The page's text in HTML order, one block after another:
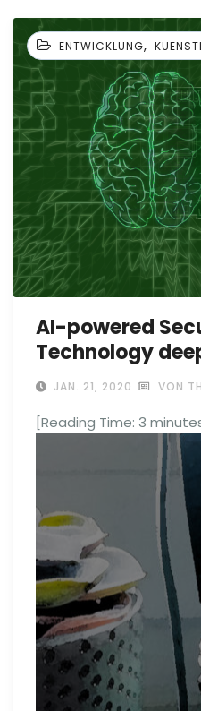
ENTWICKLUNG,
AI-powered
Technology
JAN. 21, 2020 VON
[Reading Time: 3